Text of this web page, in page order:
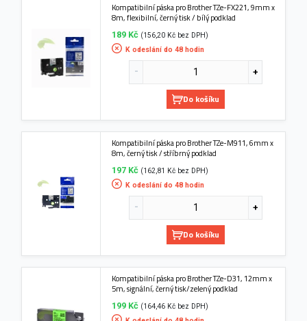
Kompatibilní páska pro Brother TZe-FX221, 9mm x
8m, flexibilní, černý tisk / bílý podklad
189 Kč (156,20 Kč bez DPH)
K odeslání do 48 hodin
Do košíku
Kompatibilní páska pro Brother TZe-M911, 6mm x
8m, černý tisk / stříbrný podklad
197 Kč (162,81 Kč bez DPH)
K odeslání do 48 hodin
Do košíku
Kompatibilní páska pro Brother TZe-D31, 12mm x
5m, signální, černý tisk/zelený podklad
199 Kč (164,46 Kč bez DPH)